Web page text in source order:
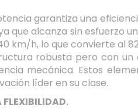
garantiza una
que alcanza sin esfuerzo
km/h, lo que convierte al
robusta pero con un
mecánica. Estos
líder en su clase.
FLEXIBILIDAD.